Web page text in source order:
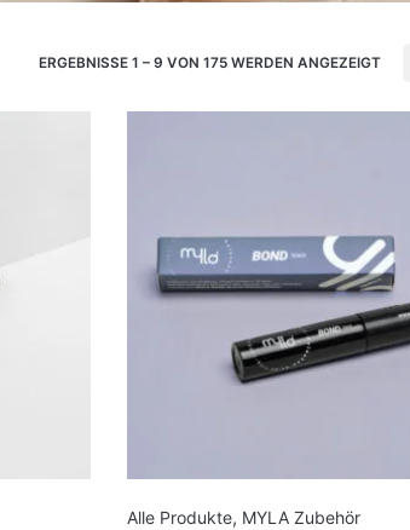
ERGEBNISSE 1 – 9 VON 175 WERDEN ANGEZEIGT
Alle Produkte, MYLA Zubehör